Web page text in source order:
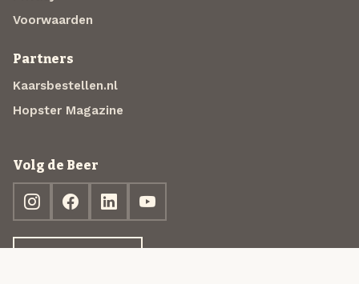
Voorwaarden
Partners
Kaarsbestellen.nl
Hopster Magazine
Volg de Beer